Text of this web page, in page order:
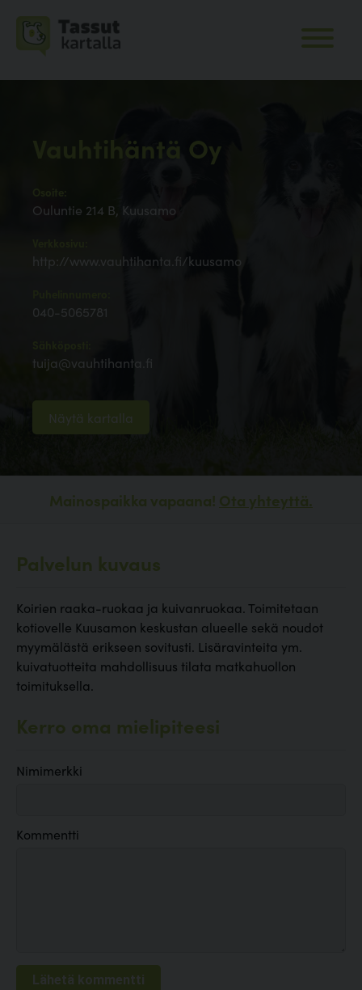
Vauhtihäntä Oy
Ouluntie 214 B, Kuusamo
http://www.vauhtihanta.fi/kuusamo
040-5065781
tuija@vauhtihanta.fi
Näytä kartalla
Mainospaikka vapaana! Ota yhteyttä.
Palvelun kuvaus
Koirien raaka-ruokaa ja kuivanruokaa. Toimitetaan
kotiovelle Kuusamon keskustan alueelle sekä noudot
myymälästä erikseen sovitusti. Lisäravinteita ym.
kuivatuotteita mahdollisuus tilata matkahuollon
toimituksella.
Kerro oma mielipiteesi
Nimimerkki
Kommentti